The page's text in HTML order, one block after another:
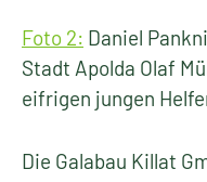
Foto 2: Daniel
Stadt Apolda Olaf
eifrigen jungen
Die Galabau Killat